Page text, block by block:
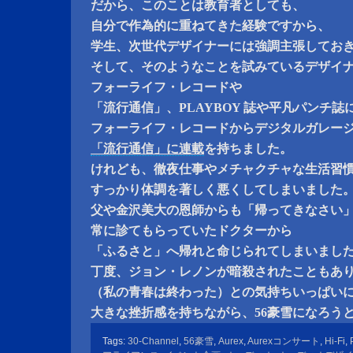
だから、このことは教育者としても、
自分で作為的に重ねてきた経験ですから、
学生、次世代デザイナーには強調主張してお
そして、そのようなことを試みているデザイ
フォーライフ・レコードや
「流行通信」、PLAYBOY 誌や平凡パンチ誌
フォーライフ・レコードからデジタルガレー
「流行通信」に連載を持ちました。
けれども、徹夜仕事やメチャクチャな生活習
すっかり体調を著しく悪くしてしまいました
父や金沢美大の恩師からも「帰ってきなさい
常に診てもらっていたドクターから
「ふるさと」へ帰れと命じられてしまいまし
丁度、ジョン・レノンが暗殺されたこともあ
（私の青春は終わった）との気持ちいっぱい
大きな挫折感を持ちながら、56豪雪になろう
Tags: 30-Channel , 56豪雪, Aurex,Aurexコンサート , Hi-Fi,